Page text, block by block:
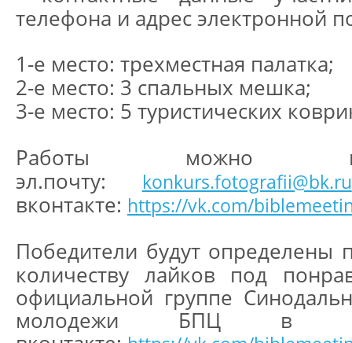
телефона и адрес электронной
1-е место: трехместная палатка;
2-е место: 3 спальных мешка;
3-е место: 5 туристических
Работы можно
эл.почту:
konkurs.fotografii@bk.ru
вконтакте: https://vk.com/
Победители будут определены
количеству лайков под
официальной группе
молодежи БПЦ в